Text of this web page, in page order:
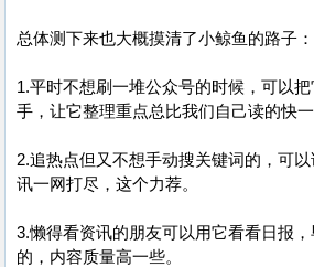
总体测下来也大概摸清了小鲸鱼的路子：
1.平时不想刷一堆公众号的时候，可以
手，让它整理重点总比我们自己读的快一
2.追热点但又不想手动搜关键词的，可
讯一网打尽，这个力荐。
3.懒得看资讯的朋友可以用它看看日报
的，内容质量高一些。